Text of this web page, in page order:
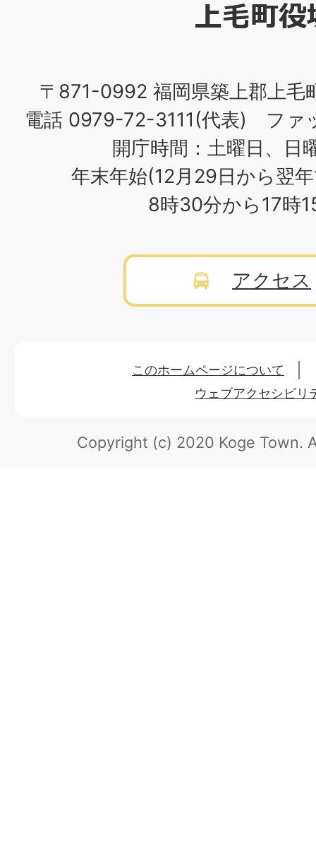
〒871-0992 福岡県築上郡上毛
電話 0979-72-3111(代表) ファ
開庁時間：土曜日、日
年末年始(12月29日から翌
8時30分から17時
アクセス
このホームページについて
ウェブアクセシビリ
Copyright (c) 2020 Koge Town.